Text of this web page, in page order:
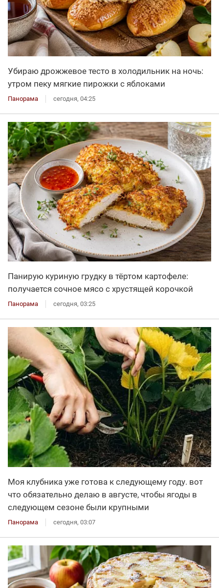
Убираю дрожжевое тесто в холодильник на ночь:
утром пеку мягкие пирожки с яблоками
Панорама сегодня, 04:25
Панирую куриную грудку в тёртом картофеле:
получается сочное мясо с хрустящей корочкой
Панорама сегодня, 03:25
Моя клубника уже готова к следующему году. вот
что обязательно делаю в августе, чтобы ягоды в
следующем сезоне были крупными
Панорама сегодня, 03:07